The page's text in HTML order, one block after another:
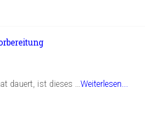
dauert, ist dieses …Weiterlesen...